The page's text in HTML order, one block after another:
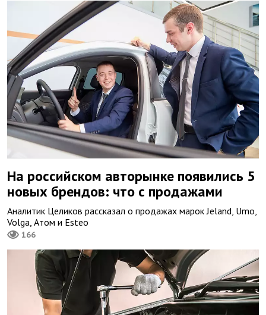
На российском авторынке появились 5
новых брендов: что с продажами
Аналитик Целиков рассказал о продажах марок Jeland, Umo,
Volga, Атом и Esteo
166